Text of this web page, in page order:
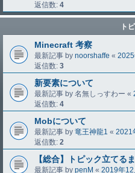
返信数: 4
ト
Minecraft 考察
最新記事 by noorshaffe «
返信数: 3
新要素について
最新記事 by 名無しっすわー «
返信数: 4
Mobについて
最新記事 by 竜王神龍1 « 2021
返信数: 2
【総合】トピック立てる
最新記事 by penM « 2019年12